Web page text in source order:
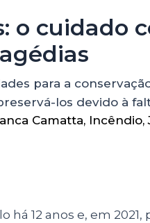
o cuidado
para a
los devido à
Camatta, Incêndio,
há 12 anos e, em